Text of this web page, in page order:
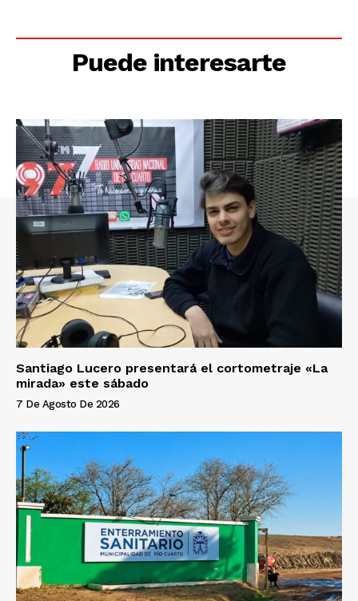
Puede interesarte
Santiago Lucero presentará el cortometraje «La
mirada» este sábado
7 De Agosto De 2026